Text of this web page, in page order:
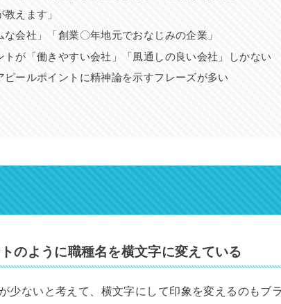
教えます」
な会社」「創業〇年地元でおなじみの企業」
トが「働きやすい会社」「風通しの良い会社」しかない
ピールポイントに精神論を示すフレーズが多い
のように職種名を横文字に変えている
少ないと考えて、横文字にして印象を変えるのもブ